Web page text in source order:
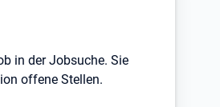
in der Jobsuche. Sie
offene Stellen.